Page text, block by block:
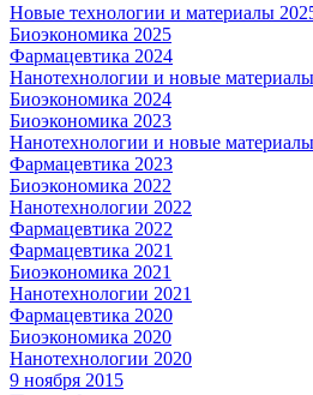
Новые технологии и материалы
Биоэкономика 2025
Фармацевтика 2024
Нанотехнологии и новые
Биоэкономика 2024
Биоэкономика 2023
Нанотехнологии и новые
Фармацевтика 2023
Биоэкономика 2022
Нанотехнологии 2022
Фармацевтика 2022
Фармацевтика 2021
Биоэкономика 2021
Нанотехнологии 2021
Фармацевтика 2020
Биоэкономика 2020
Нанотехнологии 2020
9 ноября 2015